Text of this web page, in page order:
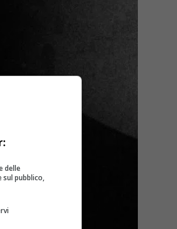
delle
sul pubblico,